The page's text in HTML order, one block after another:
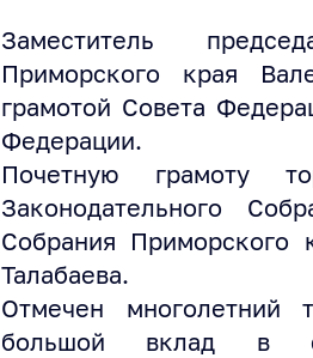
Заместитель
Приморского края
грамотой Совета
Федерации.
Почетную грамоту
Законодательного
Собрания
Талабаева.
Отмечен многолетний
большой вклад в